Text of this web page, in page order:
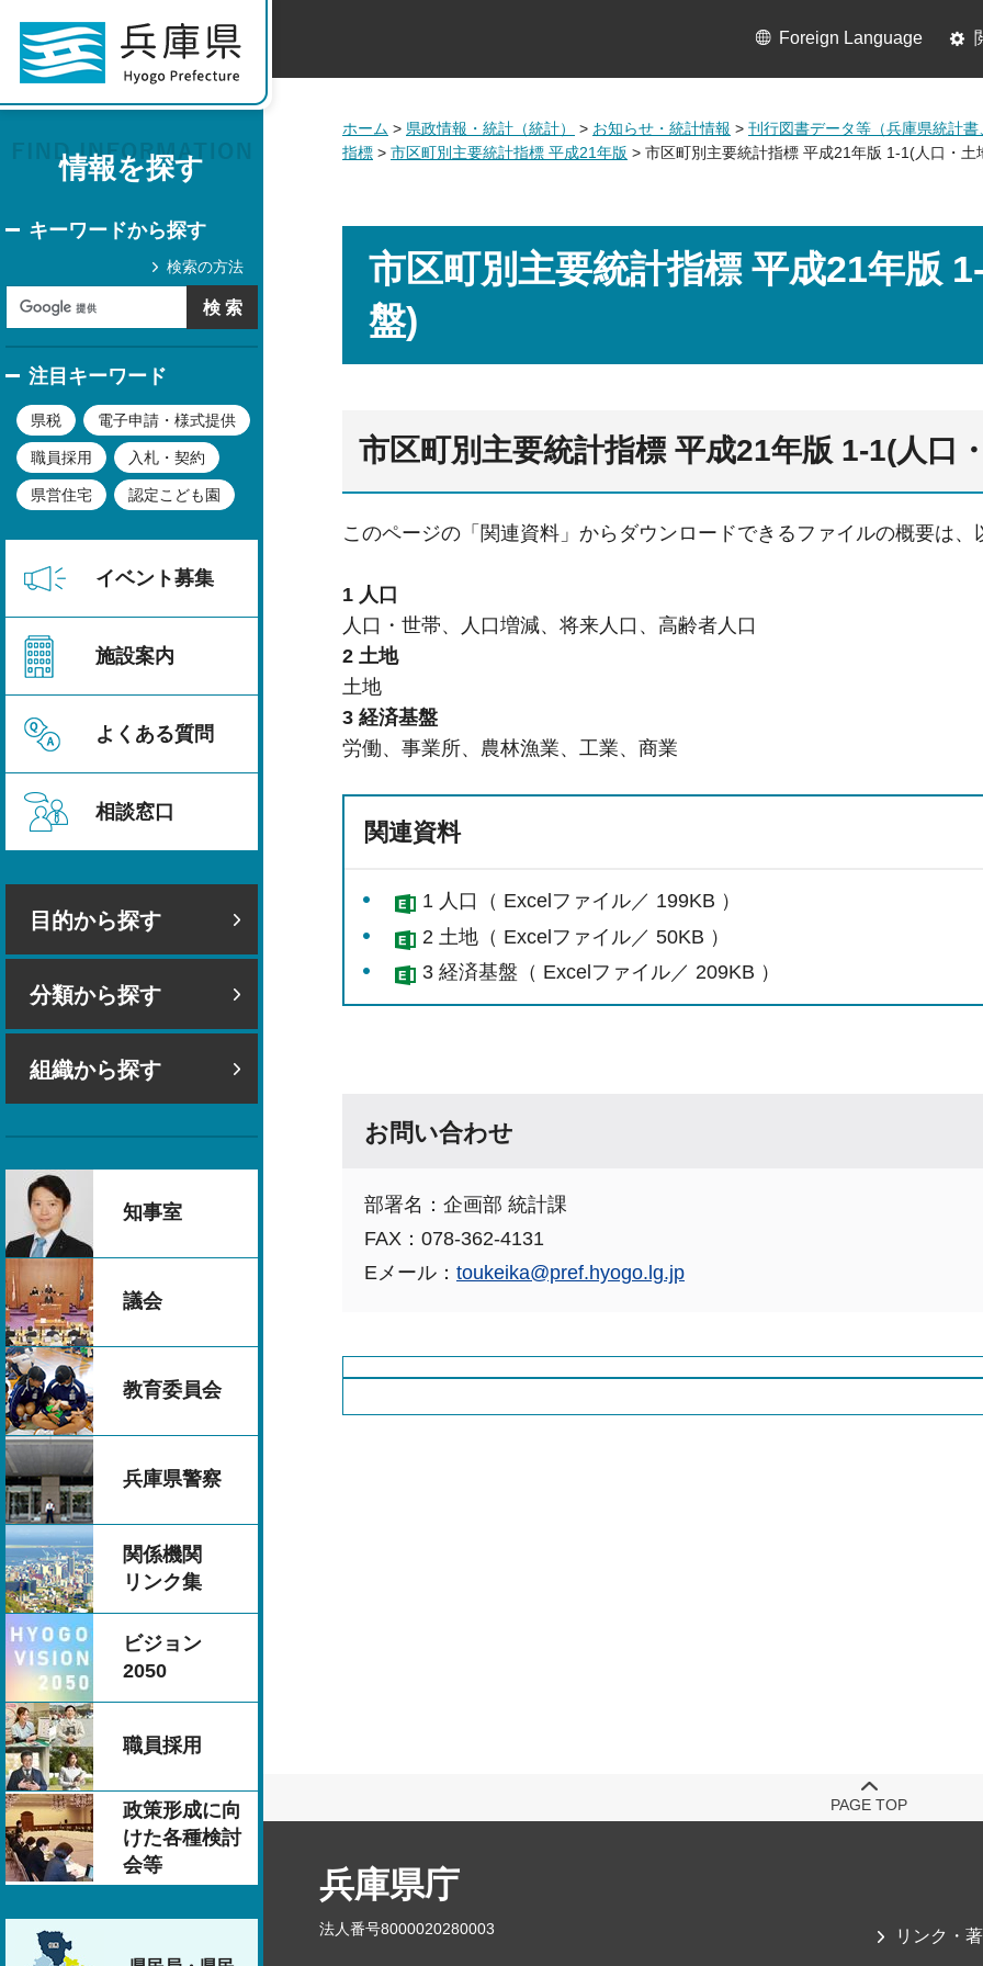
情報を探す
キーワードから探す
検索の方法
注目キーワード
県税 電子申請・様式提供
職員採用 入札・契約
県営住宅 認定こども園
イベント募集
施設案内
よくある質問
相談窓口
目的から探す
分類から探す
組織から探す
知事室
議会
教育委員会
兵庫県警察
関係機関
リンク集
ビジョン
2050
職員採用
政策形成に向
けた各種検討
会等
Foreign Language
ホーム > 県政情報・統計（統計） > お知らせ・統計情報 > 刊行図書データ等（兵庫県統計書
指標 > 市区町別主要統計指標 平成21年版 > 市区町別主要統計指標 平成21年版 1-1(人口・土
市区町別主要統計指標 平成21年版
盤)
市区町別主要統計指標 平成21年版 1-1(人口
このページの「関連資料」からダウンロードできるファイルの概要は、
1 人口
人口・世帯、人口増減、将来人口、高齢者人口
2 土地
土地
3 経済基盤
労働、事業所、農林漁業、工業、商業
関連資料
1 人口（ Excelファイル／ 199KB ）
2 土地（ Excelファイル／ 50KB ）
3 経済基盤（ Excelファイル／ 209KB ）
お問い合わせ
部署名：企画部 統計課
FAX：078-362-4131
Eメール： toukeika@pref.hyogo.lg.jp
PAGE TOP
兵庫県庁
法人番号8000020280003 リンク・